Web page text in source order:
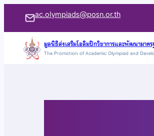
เนื้อหา
ac.olympiads@posn.or.th
มูลนิธิส่งเสริมโอลิมปิกวิชาการและพัฒนามาต
The Promotion of Academic Olympiad and